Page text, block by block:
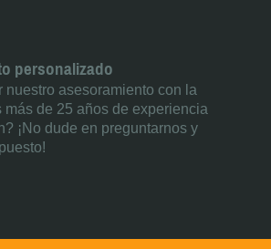
personalizado
nuestro asesoramiento con la
más de 25 años de experiencia
¡No dude en preguntarnos y